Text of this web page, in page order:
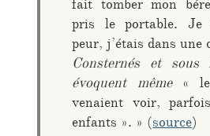
fait tomber mon
pris le portable. Je
peur, j’étais dans une
Consternés et
évoquent même «
venaient voir,
enfants ». » (source)